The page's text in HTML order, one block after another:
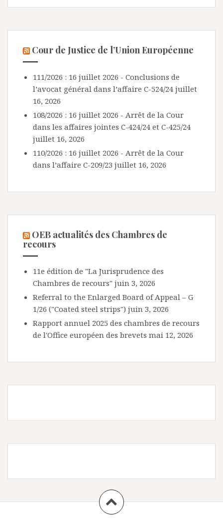
Cour de Justice de l’Union Européenne
111/2026 : 16 juillet 2026 - Conclusions de
l’avocat général dans l’affaire C-524/24 juillet
16, 2026
108/2026 : 16 juillet 2026 - Arrêt de la Cour
dans les affaires jointes C-424/24 et C-425/24
juillet 16, 2026
110/2026 : 16 juillet 2026 - Arrêt de la Cour
dans l’affaire C-209/23 juillet 16, 2026
OEB actualités des Chambres de
recours
11e édition de "La Jurisprudence des
Chambres de recours" juin 3, 2026
Referral to the Enlarged Board of Appeal – G
1/26 ("Coated steel strips") juin 3, 2026
Rapport annuel 2025 des chambres de recours
de l'Office européen des brevets mai 12, 2026